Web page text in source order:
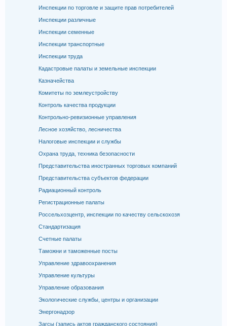
Инспекции по торговле и защите прав потребителей
Инспекции различные
Инспекции семенные
Инспекции транспортные
Инспекции труда
Кадастровые палаты и земельные инспекции
Казначейства
Комитеты по землеустройству
Контроль качества продукции
Контрольно-ревизионные управления
Лесное хозяйство, лесничества
Налоговые инспекции и службы
Охрана труда, техника безопасности
Представительства иностранных торговых компаний
Представительства субъектов федерации
Радиационный контроль
Регистрационные палаты
Россельхозцентр, инспекции по качеству сельскохозя
Стандартизация
Счетные палаты
Таможни и таможенные посты
Управление здравоохранения
Управление культуры
Управление образования
Экологические службы, центры и организации
Энергонадзор
Загсы (запись актов гражданского состояния)